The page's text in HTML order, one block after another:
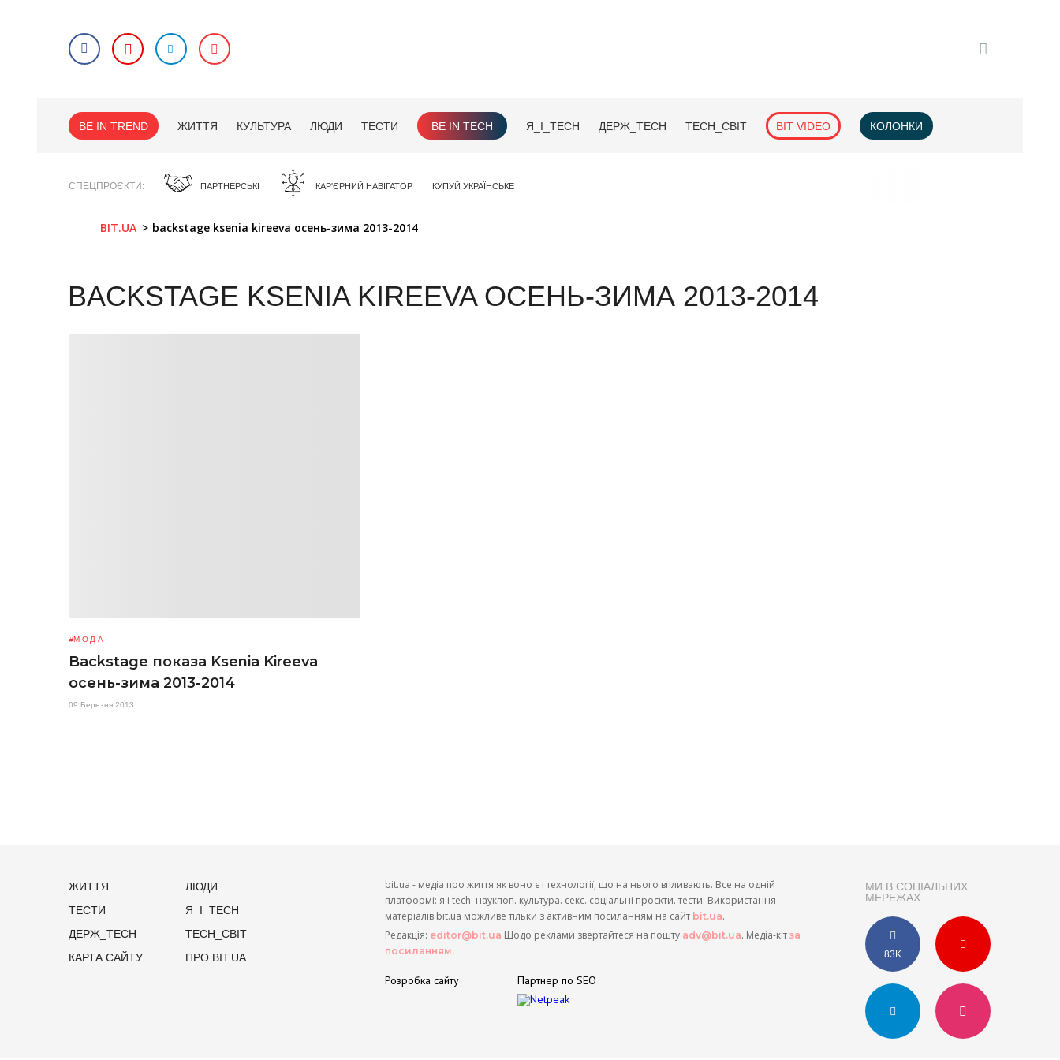
BE IN TREND ЖИТТЯ КУЛЬТУРА ЛЮДИ ТЕСТИ BE IN TECH Я_І_TECH ДЕРЖ_TECH TECH_СВІТ BIT VIDEO КОЛОНКИ
СПЕЦПРОЄКТИ ПАРТНЕРСЬКІ КАР'ЄРНИЙ НАВІГАТОР КУПУЙ УКРАЇНСЬКЕ
BIT.UA backstage ksenia kireeva осень-зима 2013-2014
BACKSTAGE KSENIA KIREEVA ОСЕНЬ-ЗИМА 2013-2014
МОДА
Backstage показа Ksenia Kireeva
осень-зима 2013-2014
09 Березня 2013
ЖИТТЯ
ЛЮДИ
ТЕСТИ
Я_І_TECH
ДЕРЖ_TECH
TECH_СВІТ
КАРТА САЙТУ
ПРО BIT.UA
МИ В СОЦІАЛЬНИХ
МЕРЕЖАХ
83K
bit.ua - медіа про життя як воно є і технології, що на нього впливають. Все на одній
платформі: я і tech. наукпоп. культура. секс. соціальні проєкти. тести. Використання
матеріалів bit.ua можливе тільки з активним посиланням на сайт bit.ua.
Редакція: editor@bit.ua Щодо реклами звертайтеся на пошту adv@bit.ua. Медіа-кіт за
посиланням.
Розробка сайту Партнер по SEO